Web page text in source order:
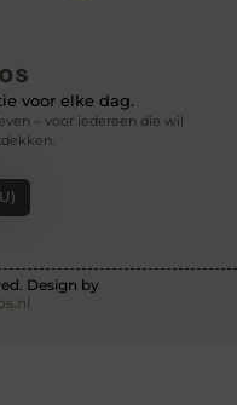
voor elke dag.
– voor iedereen die wil
Design by